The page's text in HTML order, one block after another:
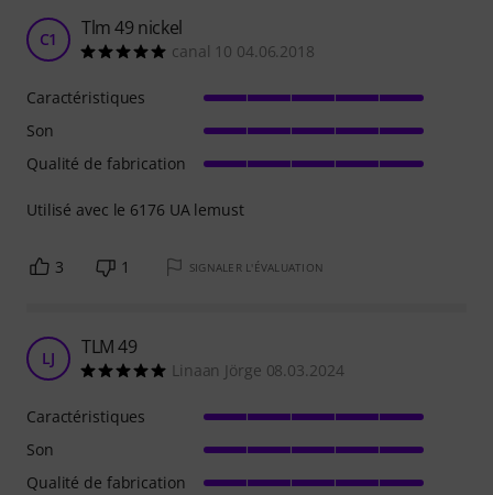
C1 Tlm 49 nickel
canal 10 04.06.2018
Utilisé avec le 6176 UA lemust
Caractéristiques
Son
Qualité de fabrication
3 1 SIGNALER L'ÉVALUATION
LJ TLM 49
Linaan Jörge 08.03.2024
Caractéristiques
Son
Qualité de fabrication